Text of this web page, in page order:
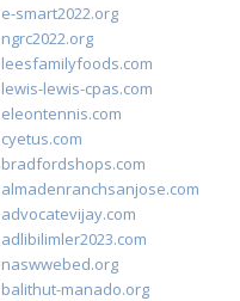
e-smart2022.org
ngrc2022.org
leesfamilyfoods.com
lewis-lewis-cpas.com
eleontennis.com
cyetus.com
bradfordshops.com
almadenranchsanjose.com
advocatevijay.com
adlibilimler2023.com
naswwebed.org
balithut-manado.org